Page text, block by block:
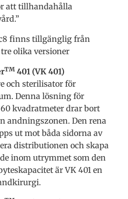
att tillhandahålla
finns tillgänglig från
olika versioner
TM401 (VK 401)
och sterilisator för
Denna lösning för
kvadratmeter drar bort
andningszonen. Den rena
ut mot båda sidorna av
distributionen och skapa
inom utrymmet som den
är VK 401 en